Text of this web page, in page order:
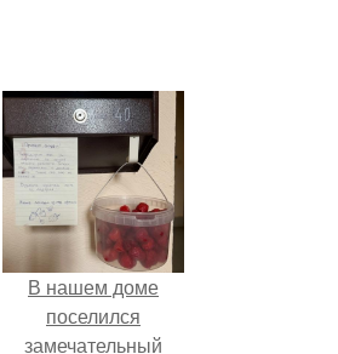
В нашем доме
поселился
замечательный